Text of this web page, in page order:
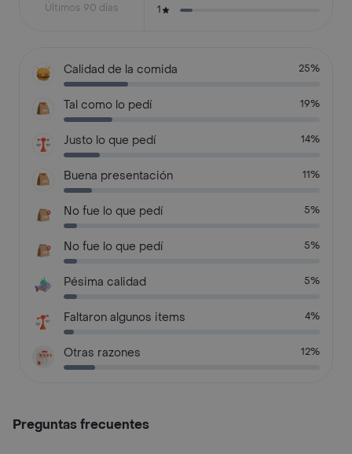
Últimos 90 días
1
Calidad de la comida 25%
Tal como lo pedí 19%
Justo lo que pedí 14%
Buena presentación 11%
No fue lo que pedí 5%
No fue lo que pedí 5%
Pésima calidad 5%
Faltaron algunos items 4%
Otras razones 12%
Preguntas frecuentes